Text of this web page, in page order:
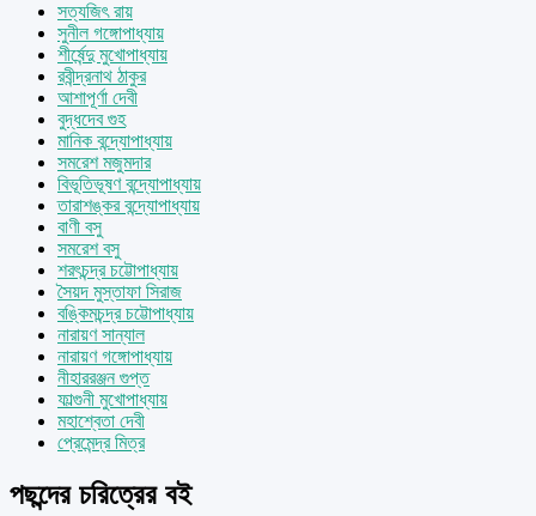
সত্যজিৎ রায়
সুনীল গঙ্গোপাধ্যায়
শীর্ষেন্দু মুখোপাধ্যায়
রবীন্দ্রনাথ ঠাকুর
আশাপূর্ণা দেবী
বুদ্ধদেব গুহ
মানিক বন্দ্যোপাধ্যায়
সমরেশ মজুমদার
বিভূতিভূষণ বন্দ্যোপাধ্যায়
তারাশঙ্কর বন্দ্যোপাধ্যায়
বাণী বসু
সমরেশ বসু
শরৎচন্দ্র চট্টোপাধ্যায়
সৈয়দ মুস্তাফা সিরাজ
বঙ্কিমচন্দ্র চট্টোপাধ্যায়
নারায়ণ সান্যাল
নারায়ণ গঙ্গোপাধ্যায়
নীহাররঞ্জন গুপ্ত
ফাল্গুনী মুখোপাধ্যায়
মহাশ্বেতা দেবী
প্রেমেন্দ্র মিত্র
পছন্দের চরিত্রের বই